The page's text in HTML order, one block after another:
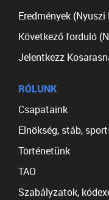
Eredmények (Nyuszi
Következő forduló
Jelentkezz
RÓLUNK
Csapataink
Elnökség, stáb,
Történetünk
TAO
Szabályzatok,